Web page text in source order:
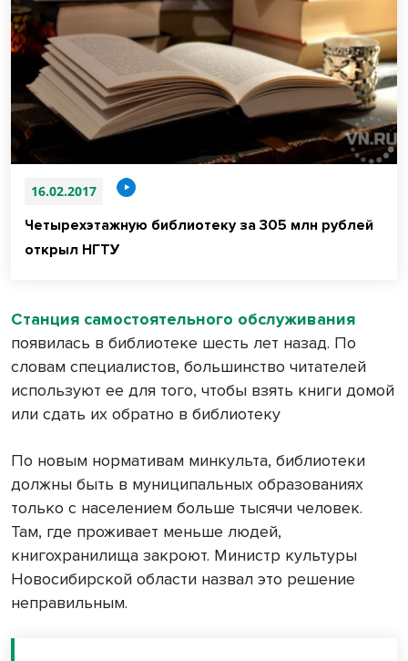
16.02.2017
Четырехэтажную библиотеку за 305 млн рублей
открыл НГТУ
Станция самостоятельного обслуживания
появилась в библиотеке шесть лет назад. По
словам специалистов, большинство читателей
используют ее для того, чтобы взять книги домой
или сдать их обратно в библиотеку
По новым нормативам минкульта, библиотеки
должны быть в муниципальных образованиях
только с населением больше тысячи человек.
Там, где проживает меньше людей,
книгохранилища закроют. Министр культуры
Новосибирской области назвал это решение
неправильным.